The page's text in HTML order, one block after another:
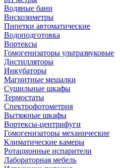
Водяные бани
Вискозиметры
Пипетки автоматические
Водоподготовка
Вортексы
Гомогенизаторы ультразвуковые
Дистилляторы
Инкубаторы
Магнитные мешалки
Сушильные шкафы
Термостаты
Спектрофотометрия
Вытяжные шкафы
Вортексы-центрифуги
Гомогенизаторы механические
Климатические камеры
Ротационные испарители
Лабораторная мебель